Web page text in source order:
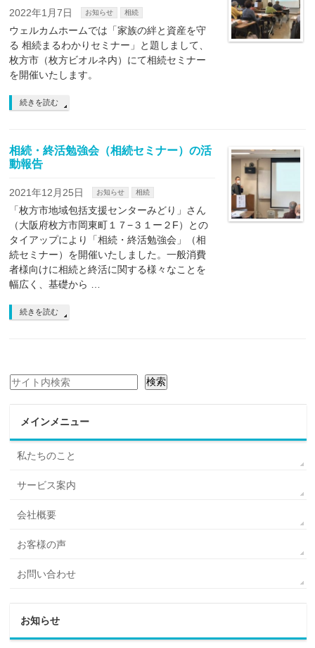
2022年1月7日 お知らせ 相続
ウェルカムホームでは「家族の絆と資産を守
る 相続まるわかりセミナー」と題しまして、
枚方市（枚方ビオルネ内）にて相続セミナー
を開催いたします。
続きを読む
相続・終活勉強会（相続セミナー）の活
動報告
2021年12月25日 お知らせ 相続
「枚方市地域包括支援センターみどり」さん
（大阪府枚方市岡東町１７−３１ー２F）との
タイアップにより「相続・終活勉強会」（相
続セミナー）を開催いたしました。一般消費
者様向けに相続と終活に関する様々なことを
幅広く、基礎から …
続きを読む
検索 検索
メインメニュー
私たちのこと
サービス案内
会社概要
お客様の声
お問い合わせ
お知らせ